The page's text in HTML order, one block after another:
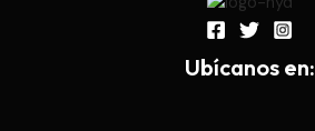
Ubícanos en: